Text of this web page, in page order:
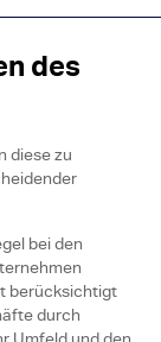
des
diese zu
bei den
berücksichtigt
durch